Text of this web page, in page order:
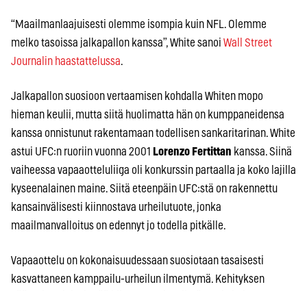
“Maailmanlaajuisesti olemme isompia kuin NFL. Olemme
melko tasoissa jalkapallon kanssa”, White sanoi Wall Street
Journalin haastattelussa.
Jalkapallon suosioon vertaamisen kohdalla Whiten mopo
hieman keulii, mutta siitä huolimatta hän on kumppaneidensa
kanssa onnistunut rakentamaan todellisen sankaritarinan. White
astui UFC:n ruoriin vuonna 2001 Lorenzo Fertittan kanssa. Siinä
vaiheessa vapaaotteluliiga oli konkurssin partaalla ja koko lajilla
kyseenalainen maine. Siitä eteenpäin UFC:stä on rakennettu
kansainvälisesti kiinnostava urheilutuote, jonka
maailmanvalloitus on edennyt jo todella pitkälle.
Vapaaottelu on kokonaisuudessaan suosiotaan tasaisesti
kasvattaneen kamppailu-urheilun ilmentymä. Kehityksen